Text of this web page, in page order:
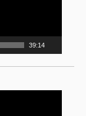
39:14